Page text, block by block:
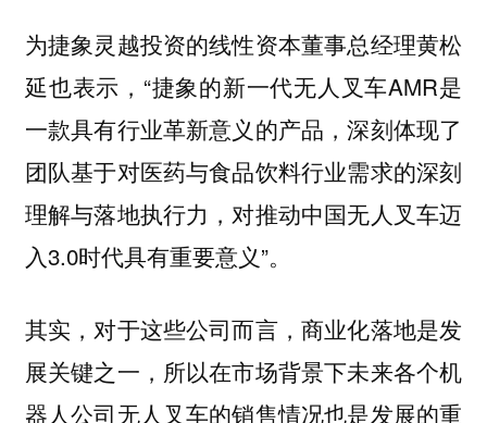
为捷象灵越投资的线性资本董事总经理黄松
延也表示，“捷象的新一代无人叉车AMR是
一款具有行业革新意义的产品，深刻体现了
团队基于对医药与食品饮料行业需求的深刻
理解与落地执行力，对推动中国无人叉车迈
入3.0时代具有重要意义”。
其实，对于这些公司而言，商业化落地是发
展关键之一，所以在市场背景下未来各个机
器人公司无人叉车的销售情况也是发展的重